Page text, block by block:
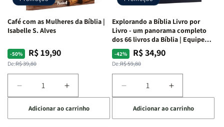
|
Preta
|
|
|
Café com as Mulheres da Bíblia |
Isabelle S. Alves
-50%
Preço
normal
De:R$ 39,80
Preço
promocional
R$ 19,90
Diminuir
a
quantidade
de
Aumentar
a
quantidade
de
Adicionar ao carrinho
Explorando a Bíblia Livro por
Livro - um panorama completo
dos 66 livros da Bíblia | Equipe
teológica Penkal
-42%
Preço
normal
De:R$ 59,80
Preço
promocional
R$ 34,90
Diminuir
a
quantidade
de
Aumentar
a
quantidade
de
Adicionar ao carrinho